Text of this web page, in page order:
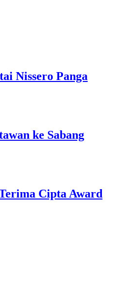
Nissero Panga
ke Sabang
Cipta Award